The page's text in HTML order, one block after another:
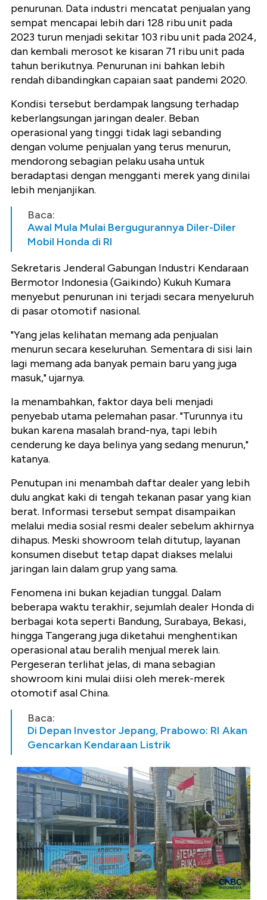
penurunan. Data industri mencatat penjualan yang
sempat mencapai lebih dari 128 ribu unit pada
2023 turun menjadi sekitar 103 ribu unit pada 2024,
dan kembali merosot ke kisaran 71 ribu unit pada
tahun berikutnya. Penurunan ini bahkan lebih
rendah dibandingkan capaian saat pandemi 2020.
Kondisi tersebut berdampak langsung terhadap
keberlangsungan jaringan dealer. Beban
operasional yang tinggi tidak lagi sebanding
dengan volume penjualan yang terus menurun,
mendorong sebagian pelaku usaha untuk
beradaptasi dengan mengganti merek yang dinilai
lebih menjanjikan.
Baca:
Awal Mula Mulai Bergugurannya Diler-Diler
Mobil Honda di RI
Sekretaris Jenderal Gabungan Industri Kendaraan
Bermotor Indonesia (Gaikindo) Kukuh Kumara
menyebut penurunan ini terjadi secara menyeluruh
di pasar otomotif nasional.
"Yang jelas kelihatan memang ada penjualan
menurun secara keseluruhan. Sementara di sisi lain
lagi memang ada banyak pemain baru yang juga
masuk," ujarnya.
Ia menambahkan, faktor daya beli menjadi
penyebab utama pelemahan pasar. "Turunnya itu
bukan karena masalah brand-nya, tapi lebih
cenderung ke daya belinya yang sedang menurun,"
katanya.
Penutupan ini menambah daftar dealer yang lebih
dulu angkat kaki di tengah tekanan pasar yang kian
berat. Informasi tersebut sempat disampaikan
melalui media sosial resmi dealer sebelum akhirnya
dihapus. Meski showroom telah ditutup, layanan
konsumen disebut tetap dapat diakses melalui
jaringan lain dalam grup yang sama.
Fenomena ini bukan kejadian tunggal. Dalam
beberapa waktu terakhir, sejumlah dealer Honda di
berbagai kota seperti Bandung, Surabaya, Bekasi,
hingga Tangerang juga diketahui menghentikan
operasional atau beralih menjual merek lain.
Pergeseran terlihat jelas, di mana sebagian
showroom kini mulai diisi oleh merek-merek
otomotif asal China.
Baca:
Di Depan Investor Jepang, Prabowo: RI Akan
Gencarkan Kendaraan Listrik